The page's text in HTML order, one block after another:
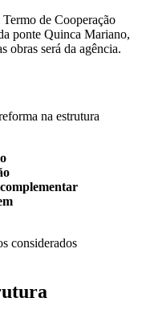
de Cooperação
ponte Quinca Mariano,
obras será da agência.
na estrutura
considerados